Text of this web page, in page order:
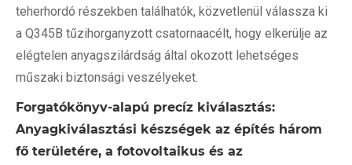
teherhordó részekben találhatók, közvetlenül válassza ki
a Q345B tűzihorganyzott csatornaacélt, hogy elkerülje az
elégtelen anyagszilárdság által okozott lehetséges
műszaki biztonsági veszélyeket.
Forgatókönyv-alapú precíz kiválasztás:
Anyagkiválasztási készségek az építés három
fő területére, a fotovoltaikus és az